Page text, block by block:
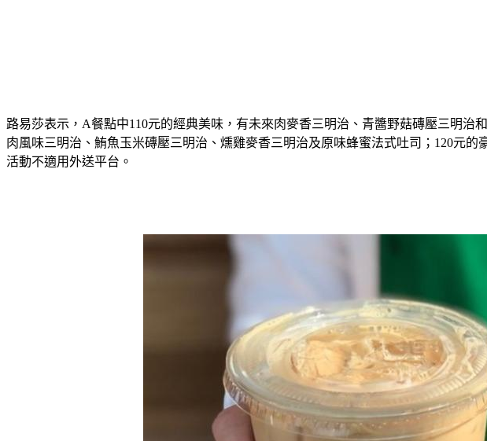
路易莎表示，A餐點中110元的經典美味，有未來肉麥香三明治、青醬野菇磚壓三明
肉風味三明治、鮪魚玉米磚壓三明治、燻雞麥香三明治及原味蜂蜜法式吐司；120元
活動不適用外送平台。